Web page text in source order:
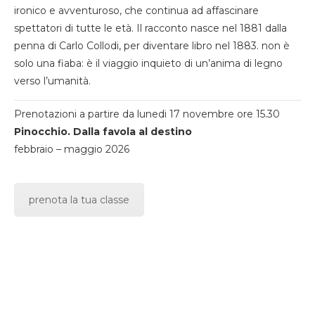
ironico e avventuroso, che continua ad affascinare
spettatori di tutte le età. Il racconto nasce nel 1881 dalla
penna di Carlo Collodi, per diventare libro nel 1883. non è
solo una fiaba: è il viaggio inquieto di un’anima di legno
verso l’umanità.
Prenotazioni a partire da lunedi 17 novembre ore 15.30
Pinocchio. Dalla favola al destino
febbraio – maggio 2026
prenota la tua classe